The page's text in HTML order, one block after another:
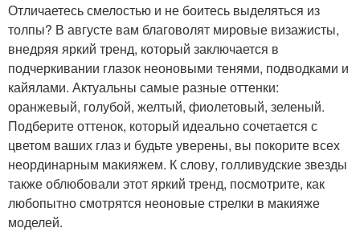
Отличаетесь смелостью и не боитесь выделяться из
толпы? В августе вам благоволят мировые визажисты,
внедряя яркий тренд, который заключается в
подчеркивании глазок неоновыми тенями, подводками и
кайялами. Актуальны самые разные оттенки:
оранжевый, голубой, желтый, фиолетовый, зеленый.
Подберите оттенок, который идеально сочетается с
цветом ваших глаз и будьте уверены, вы покорите всех
неординарным макияжем. К слову, голливудские звезды
также облюбовали этот яркий тренд, посмотрите, как
любопытно смотрятся неоновые стрелки в макияже
моделей.